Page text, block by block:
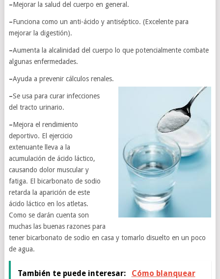
–Mejorar la salud del cuerpo en general.
–Funciona como un anti-ácido y antiséptico. (Excelente para
mejorar la digestión).
–Aumenta la alcalinidad del cuerpo lo que potencialmente combate
algunas enfermedades.
–Ayuda a prevenir cálculos renales.
–Se usa para curar infecciones
del tracto urinario.
–Mejora el rendimiento
deportivo. El ejercicio
extenuante lleva a la
acumulación de ácido láctico,
causando dolor muscular y
fatiga. El bicarbonato de sodio
retarda la aparición de este
ácido láctico en los atletas.
Como se darán cuenta son
muchas las buenas razones para
tener bicarbonato de sodio en casa y tomarlo disuelto en un poco
de agua.
También te puede interesar:
Cómo blanquear